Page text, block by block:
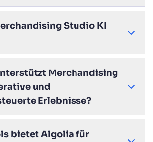
Studio KI
Merchandising
und
Erlebnisse?
bietet Algolia für